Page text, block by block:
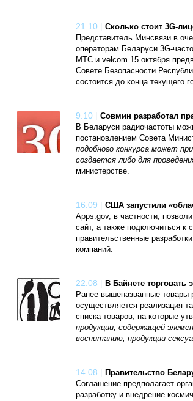
21.10 | Сколько стоит 3G-
Представитель Минсвязи в
операторам Беларуси 3G-
МТС и velcom 15 октября
Совете Безопасности
состоится до конца текущего
9.10 | Совмин разработал
В Беларуси радиочастоты
постановлением Совета
подобного конкурса может
создается либо для
министерстве.
16.09 | США запустили
Apps.gov, в частности,
сайт, а также подключиться к
правительственные
компаний.
22.08 | В Байнете торговать
Ранее вышеназванные товары
осуществляется реализация
списка товаров, на которые
продукции, содержащей
воспитанию, продукции
14.08 | Правительство
Соглашение предполагает
разработку и внедрение